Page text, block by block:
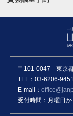
〒101-0047 東京
TEL：03-6206-
E-mail：
受付時間：月曜日